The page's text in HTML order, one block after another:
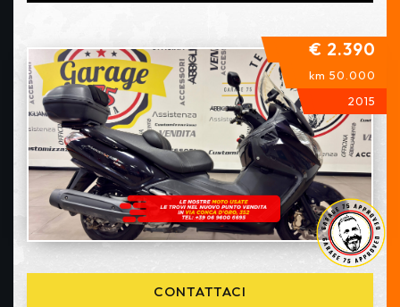
€ 2.390
km 50.000
2015
CONTATTACI